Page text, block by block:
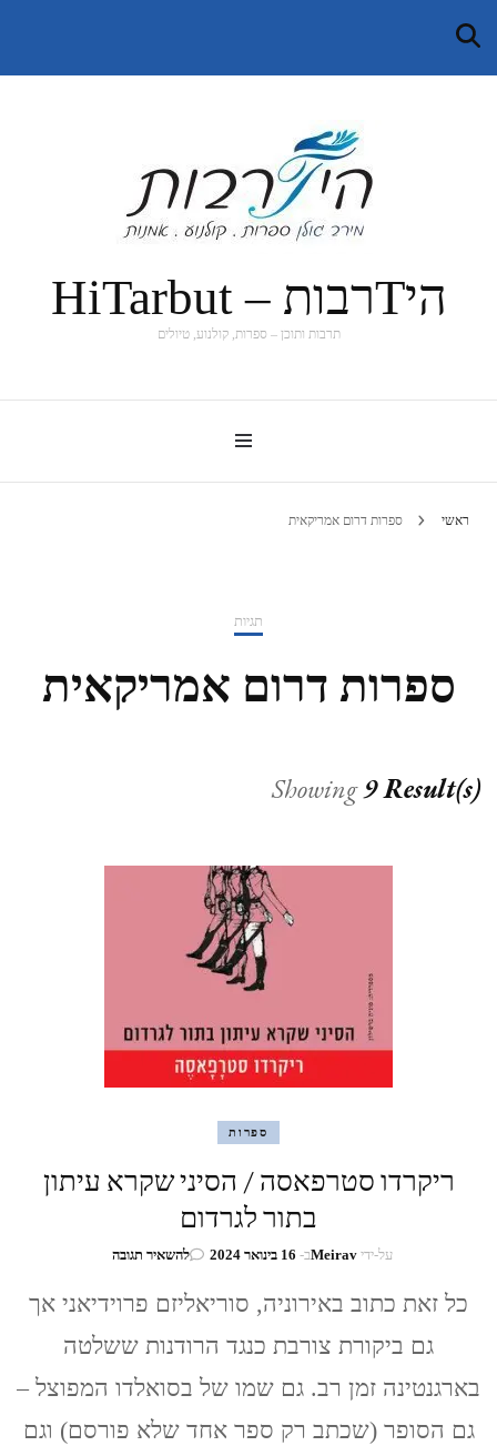
היTרבות – HiTarbut
תרבות ותוכן – ספרות, קולנוע, טיולים
ראשי ספרות דרום אמריקאית
תגיות
ספרות דרום אמריקאית
Showing9 Result(s)
ספרות
ריקרדו סטרפאסה / הסיני שקרא עיתון
בתור לגרדום
על-ידיMeiravב- 16 בינואר 2024 להשאיר תגובהבנושא
סטרפאסה
הסיני
עיתון
לגרדום
כל זאת כתוב באירוניה, סוריאליזם פרוידיאני אך
גם ביקורת צורבת כנגד הרודנות ששלטה
בארגנטינה זמן רב. גם שמו של בסואלדו המפוצל –
גם הסופר (שכתב רק ספר אחד שלא פורסם) וגם